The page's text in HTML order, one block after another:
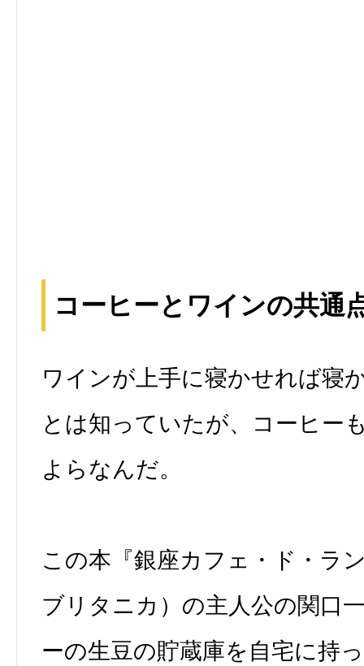
コーヒーとワインの共通
ワインが上手に寝かせれば寝
とは知っていたが、コーヒー
よらなんだ。
この本『銀座カフェ・ド・ラ
ブリタニカ）の主人公の関口
ーの生豆の貯蔵庫を自宅に持